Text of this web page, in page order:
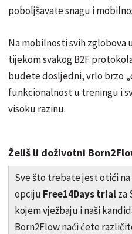
poboljšavate snagu i
Na mobilnosti svih zglobova
tijekom svakog B2F
budete dosljedni, vrlo brzo
funkcionalnost u treningu i
visoku razinu.
Želiš li doživotni
Sve što trebate jest otići na
opciju Free14Days trialza
kojem vježbaju i naši
Born2Flow naći ćete